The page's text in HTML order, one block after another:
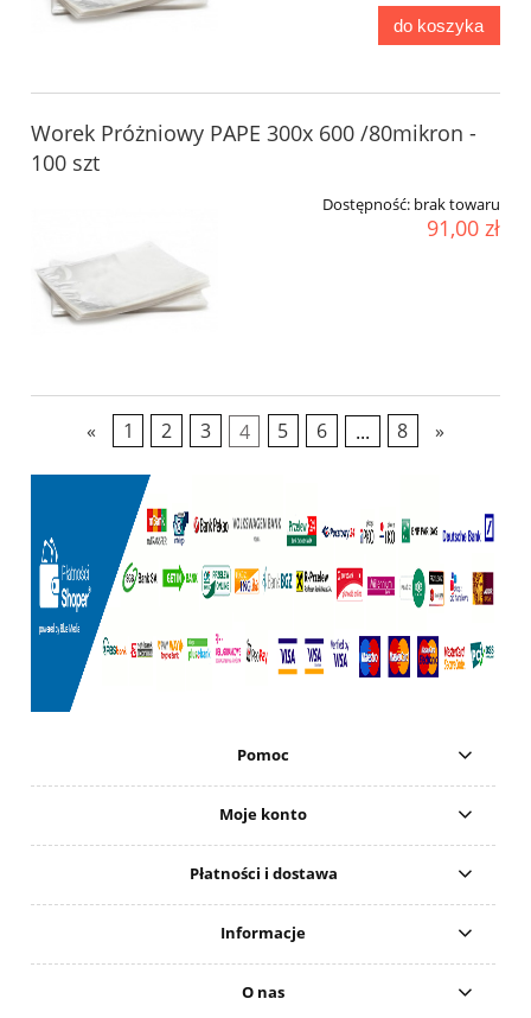
do koszyka
Worek Próżniowy PAPE 300x 600 /80mikron -
100 szt
Dostępność: brak towaru
91,00 zł
« 1 2 3 4 5 6 ... 8 »
Pomoc
Moje konto
Płatności i dostawa
Informacje
O nas